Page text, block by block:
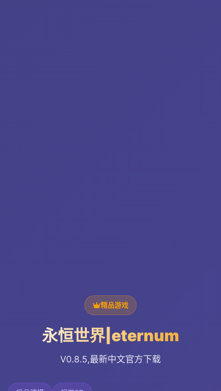
精品游戏
永恒世界|eternum
V0.8.5,最新中文官方下载